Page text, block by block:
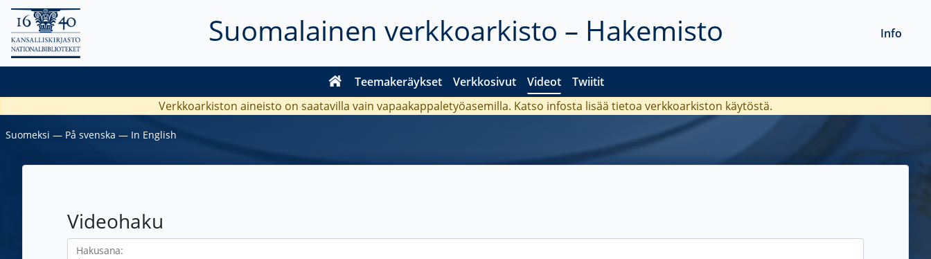
Suomalainen verkkoarkisto – Hakemisto
Teemakeräykset Verkkosivut Videot Twiitit
Info
Verkkoarkiston aineisto on saatavilla vain vapaakappaletyöasemilla. Katso infosta lisää tietoa verkkoarkiston käytöstä.
Suomeksi ― På svenska ― In English
Videohaku
Hakusana: